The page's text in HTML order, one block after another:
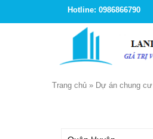
Hotline: 0986866790
Trang chủ » Dự án chung cư